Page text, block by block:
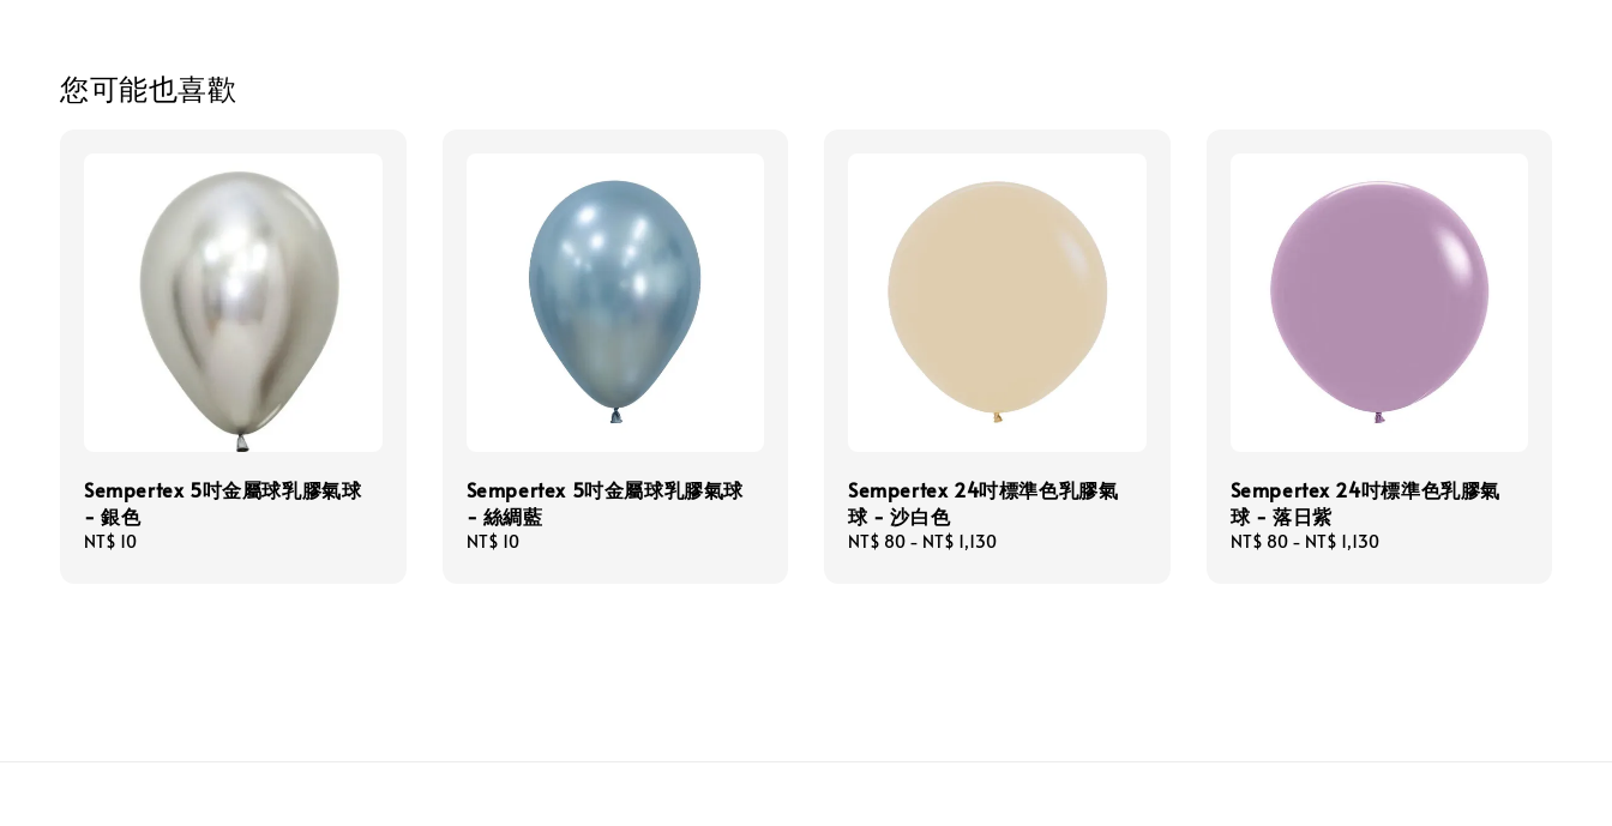
您可能也喜歡
Sempertex 5吋金屬球乳膠氣球
- 銀色
Regular
NT$ 10
Sempertex 5吋金屬球乳膠氣球
- 絲綢藍
Regular
NT$ 10
Sempertex 24吋標準色乳膠氣
球 - 沙白色
Regular
NT$ 80 - NT$ 1,130
Sempertex 24吋標準色乳膠氣
球 - 落日紫
Regular
NT$ 80- NT$ 1,130